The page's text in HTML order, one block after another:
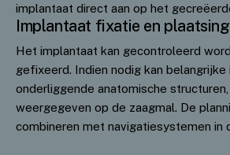
implantaat direct aan op het
Implantaat fixatie en plaatsing
Het implantaat kan gecontroleerd
gefixeerd. Indien nodig kan
onderliggende anatomische
weergegeven op de zaagmal. De
combineren met navigatiesystemen in